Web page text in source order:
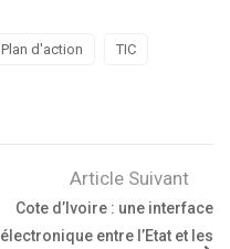
Plan d'action TIC
Article Suivant
Cote d’Ivoire : une interface
électronique entre l’Etat et les